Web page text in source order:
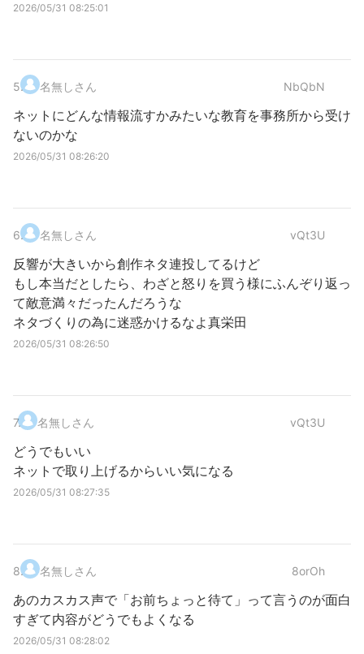
2026/05/31 08:25:01
5. 名無しさん NbQbN
ネットにどんな情報流すかみたいな教育を事務所から受け
ないのかな
2026/05/31 08:26:20
6. 名無しさん vQt3U
反響が大きいから創作ネタ連投してるけど
もし本当だとしたら、わざと怒りを買う様にふんぞり返っ
て敵意満々だったんだろうな
ネタづくりの為に迷惑かけるなよ真栄田
2026/05/31 08:26:50
7. 名無しさん vQt3U
どうでもいい
ネットで取り上げるからいい気になる
2026/05/31 08:27:35
8. 名無しさん 8orOh
あのカスカス声で「お前ちょっと待て」って言うのが面白
すぎて内容がどうでもよくなる
2026/05/31 08:28:02